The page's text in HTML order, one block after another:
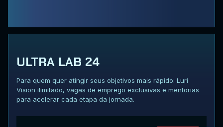
ULTRA LAB 24
Para quem quer atingir seus objetivos mais rápido: Luri
Vision ilimitado, vagas de emprego exclusivas e mentorias
para acelerar cada etapa da jornada.